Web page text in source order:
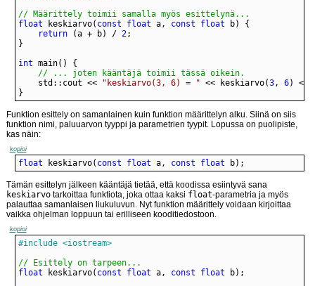
// Määrittely toimii samalla myös esittelynä...
float keskiarvo( const float a, const float
return (a + b) / 2
int
// ... joten kääntäjä toimii tässä oikein.
	std::cout <<
"keskiarvo(3, 6) = " << keskiarvo(3, 6
}
Funktion esittely on samanlainen kuin funktion määrittelyn alku. Siinä on siis
funktion nimi, paluuarvon tyyppi ja parametrien tyypit. Lopussa on puolipiste,
kas näin:
kopioi
float keskiarvo( const float a, const float b);
Tämän esittelyn jälkeen kääntäjä tietää, että koodissa esiintyvä sana
keskiarvo tarkoittaa funktiota, joka ottaa kaksi float-parametria ja myös
palauttaa samanlaisen liukuluvun. Nyt funktion määrittely voidaan kirjoittaa
vaikka ohjelman loppuun tai erilliseen kooditiedostoon.
kopioi
#include <iostream>
// Esittely on tarpeen...
float keskiarvo( const float a, const float